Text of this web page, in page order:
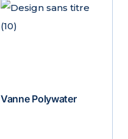
Vanne Polywater